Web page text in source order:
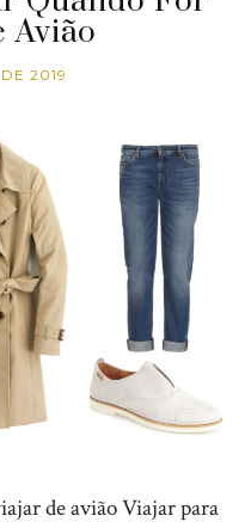
Avião
2019
de avião Viajar para